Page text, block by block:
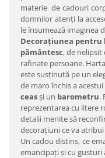
materie de cadouri
domnilor atenţi la
le însumează imaginea
Decoraţiunea pentru
pământesc, de nelipsit
rafinate persoane.
este susţinută pe un
de maro închis a
ceasşi un barometru.
reprezentarea cu litere
detalii menite să
decoraţiuni ce va
Un cadou distins, ce
emancipaţi şi cu